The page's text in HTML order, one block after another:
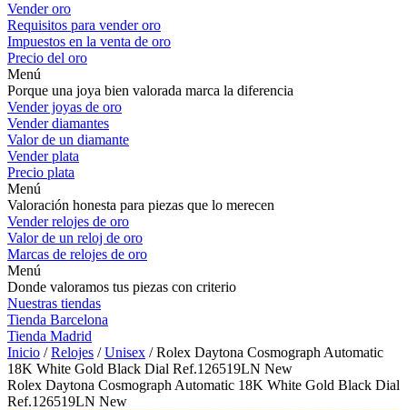
Vender oro
Requisitos para vender oro
Impuestos en la venta de oro
Precio del oro
Menú
Porque una joya bien valorada marca la diferencia
Vender joyas de oro
Vender diamantes
Valor de un diamante
Vender plata
Precio plata
Menú
Valoración honesta para piezas que lo merecen
Vender relojes de oro
Valor de un reloj de oro
Marcas de relojes de oro
Menú
Donde valoramos tus piezas con criterio
Nuestras tiendas
Tienda Barcelona
Tienda Madrid
Inicio /Relojes /Unisex / Rolex Daytona Cosmograph Automatic
18K White Gold Black Dial Ref.126519LN New
Rolex Daytona Cosmograph Automatic 18K White Gold Black Dial
Ref.126519LN New